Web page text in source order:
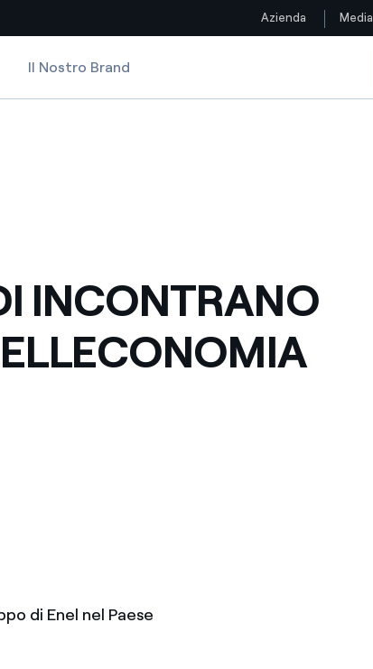
Siti Paese
Colombia
Seguici
Azienda Media
Il Nostro Brand
ECONOMIA SLOVACCO
DELL ECONOMIA SLOVACCO
INCONTRANO
di Enel nel Paese